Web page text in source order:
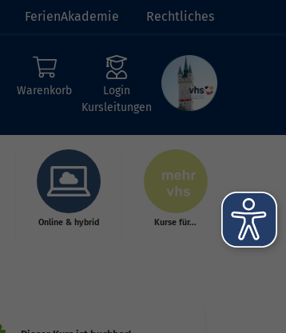
FerienAkademie Rechtliches
Warenkorb
Login
Kursleitungen
Online & hybrid Kurse für...